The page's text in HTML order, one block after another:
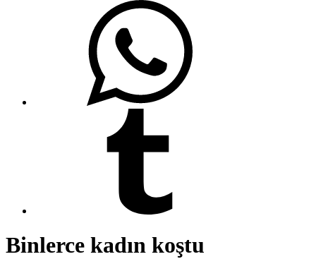
Binlerce kadın koştu